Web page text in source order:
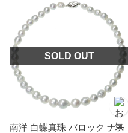
SOLD OUT
南洋 白蝶真珠 バロック ナチ